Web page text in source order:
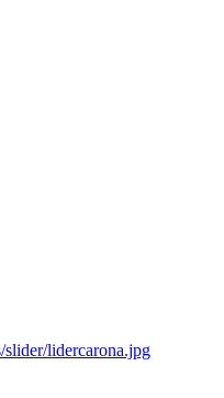
slider/lidercarona.jpg